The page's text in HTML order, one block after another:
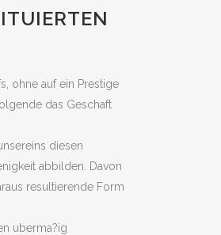
ohne auf ein Prestige
das Geschaft
diesen
abbilden. Davon
resultierende Form
uberma?ig